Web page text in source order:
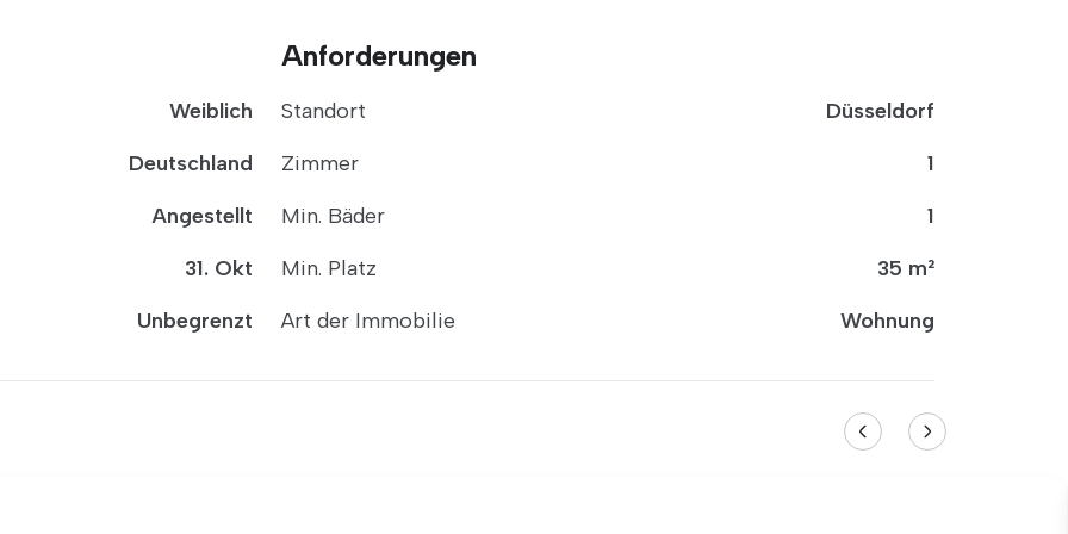
Weiblich
Deutschland
Angestellt
31. Okt
Unbegrenzt
Anforderungen
Standort
Düsseldorf
Zimmer
1
Min. Bäder
1
Min. Platz
35 m²
Art der Immobilie
Wohnung